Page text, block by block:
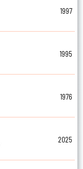
1997
1995
1976
2025